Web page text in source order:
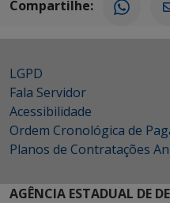
Compartilhe:
LGPD
Fala Servidor
Acessibilidade
Ordem Cronológica de
Planos de Contratações
AGÊNCIA ESTADUAL DE